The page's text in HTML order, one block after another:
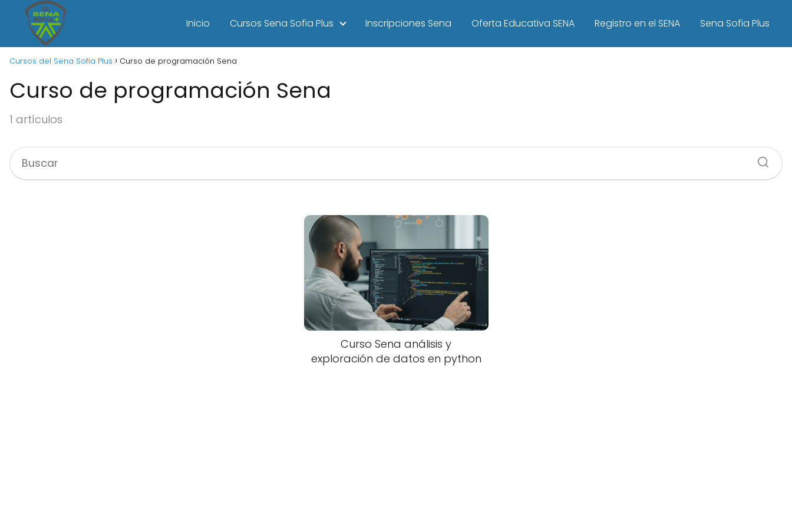
Inicio Cursos Sena Sofia Plus Inscripciones Sena Oferta Educativa SENA Registro en el SENA Sena Sofia Plus
Cursos del Sena Sofia Plus Curso de programación Sena
Curso de programación Sena
1 artículos
Curso Sena análisis y
exploración de datos en python